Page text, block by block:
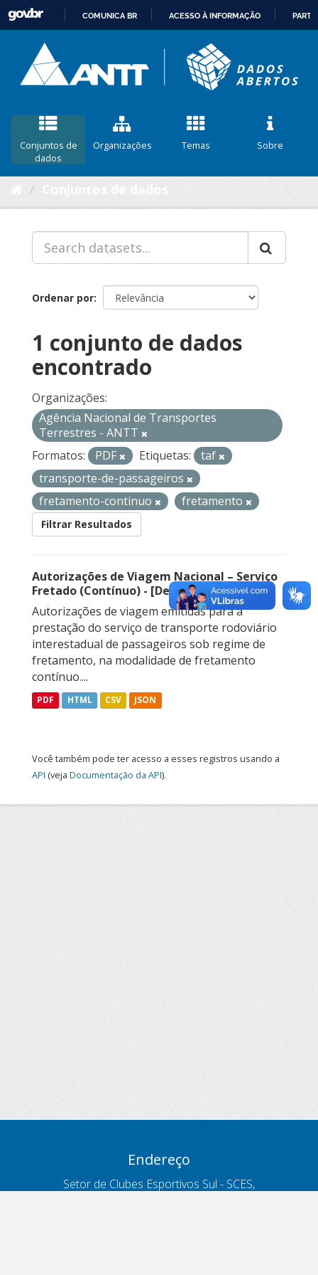
CONTEÚDO
COMUNICA BR ACESSO À INFORMAÇÃO
Conjuntos de
dados
Organizações Temas Sobre
Ordenar por
1 conjunto de dados
encontrado
Organizações:
Agência Nacional de Transportes
Terrestres - ANTT
Formatos:
PDF Etiquetas:
taf
transporte-de-passageiros
fretamento-continuo
fretamento
Filtrar Resultados
Autorizações de Viagem Nacional – Serviço
Fretado (Contínuo) - [Descontinuado]
Autorizações de viagem emitidas para a
prestação do serviço de transporte rodoviário
interestadual de passageiros sob regime de
fretamento, na modalidade de fretamento
contínuo....
PDF HTML CSV JSON
Você também pode ter acesso a esses registros usando a
API (veja Documentação da API).
Endereço
Setor de Clubes Esportivos Sul - SCES,